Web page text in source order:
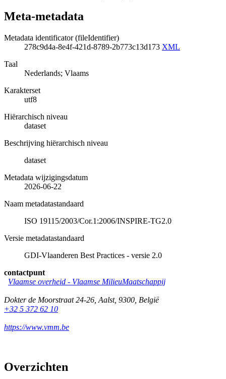
Meta-metadata
Metadata identificator (fileIdentifier)
278c9d4a-8e4f-421d-8789-2b773c13d173 XML
Taal
Nederlands; Vlaams
Karakterset
utf8
Hiërarchisch niveau
dataset
Beschrijving hiërarchisch niveau
dataset
Metadata wijzigingsdatum
2026-06-22
Naam metadatastandaard
ISO 19115/2003/Cor.1:2006/INSPIRE-TG2.0
Versie metadatastandaard
GDI-Vlaanderen Best Practices - versie 2.0
contactpunt
Vlaamse overheid - Vlaamse MilieuMaatschappij
Dokter de Moorstraat 24-26 Aalst, 9300 België
+32 5 372 62 10
https://www.vmm.be
Overzichten